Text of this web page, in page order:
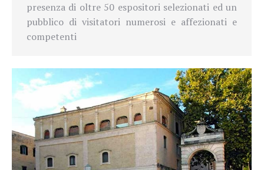
presenza di oltre 50 espositori selezionati ed un
pubblico di visitatori numerosi e affezionati e
competenti